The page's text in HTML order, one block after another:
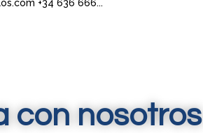
+34 636 666...
con nosotros